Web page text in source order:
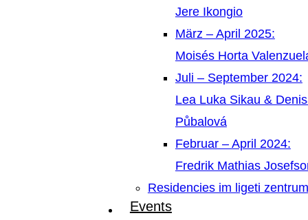
Jere Ikongio
März – April 2025:
Moisés Horta
Juli – September 2024:
Lea Luka Sikau &
Půbalová
Februar – April 2024:
Fredrik Mathias
Residencies im ligeti zentrum
Events